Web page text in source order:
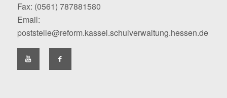
Fax: (0561) 787881580
Email:
poststelle@reform.kassel.schulverwaltung.hessen.de